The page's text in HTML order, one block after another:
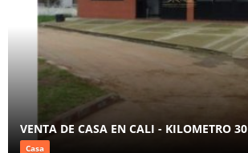
VENTA DE CASA EN CALI - KILOMETRO 30
Casa